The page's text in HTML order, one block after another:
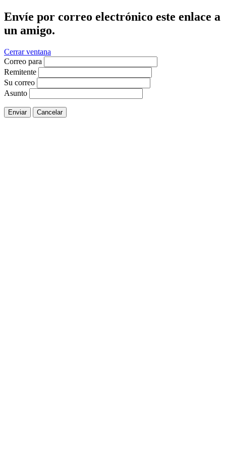
Envíe por correo electrónico este enlace a
un amigo.
Cerrar ventana
Correo para
Remitente
Su correo
Asunto
Enviar Cancelar